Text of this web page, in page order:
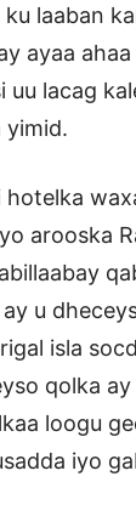
laaban
ayaa
uu lacag
yimid.
hotelka
arooska
u
isla
qolka
loogu
iyo